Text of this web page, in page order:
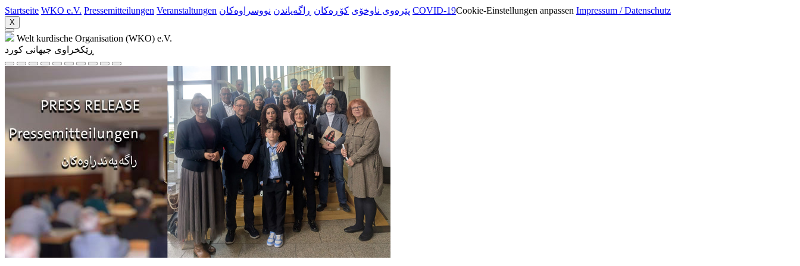
Startseite WKO e.V. Pressemitteilungen Veranstaltungen پێرەوی ناوخۆی کۆڕەکان ڕاگەیاندن نووسراوه‌کان COVID-19Cookie-Einstellungen anpassen Impressum / Datenschutz
X
Welt kurdische Organisation (WKO) e.V.
ڕێکخراوی جیهانی کورد